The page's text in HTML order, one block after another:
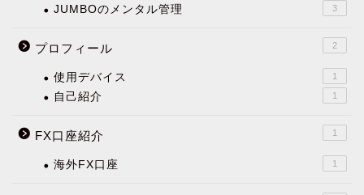
JUMBOのメンタル管理 3
プロフィール 2
使用デバイス 1
自己紹介 1
FX口座紹介 1
海外FX口座 1